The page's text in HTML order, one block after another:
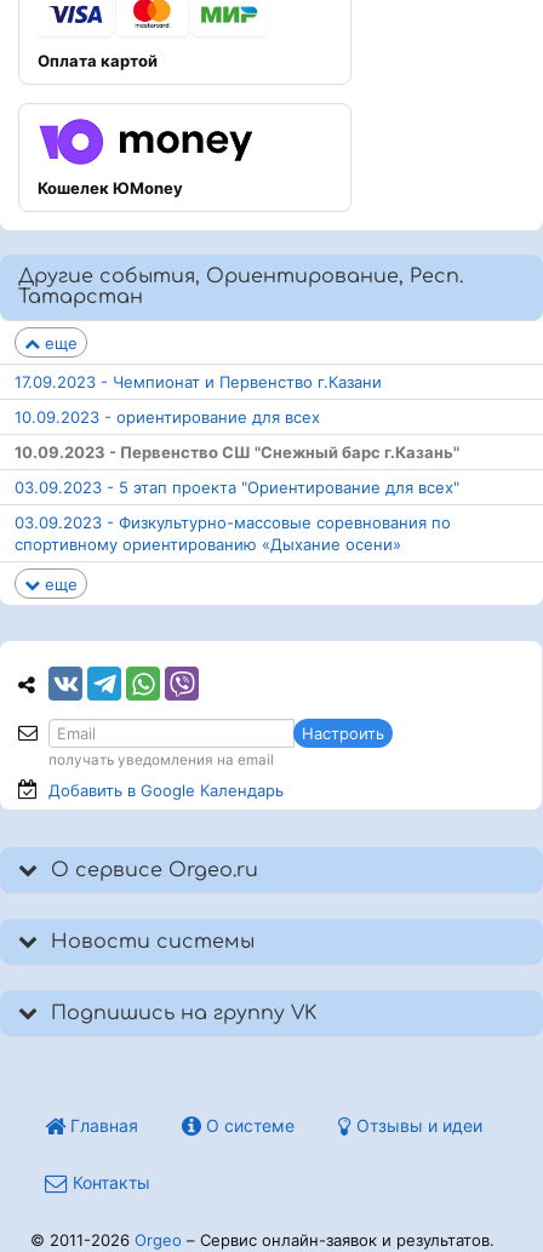
Оплата картой
Кошелек ЮMoney
Другие события, Ориентирование, Респ.
Татарстан
еще
17.09.2023 - Чемпионат и Первенство г.Казани
10.09.2023 - ориентирование для всех
10.09.2023 - Первенство СШ "Снежный барс г.Казань"
03.09.2023 - 5 этап проекта "Ориентирование для всех"
03.09.2023 - Физкультурно-массовые соревнования по
спортивному ориентированию «Дыхание осени»
еще
Настроить
получать уведомления на email
Добавить в Google Календарь
О сервисе Orgeo.ru
Новости системы
Подпишись на группу VK
Главная О системе Отзывы и идеи
Контакты
© 2011-2026 Orgeo – Сервис онлайн-заявок и результатов.